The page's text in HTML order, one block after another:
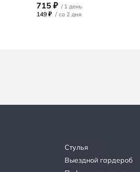
715 ₽
149 ₽ /
Стулья
Выездной гардероб